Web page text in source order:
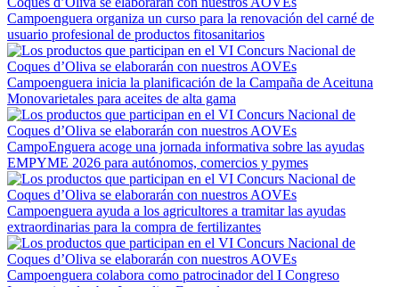
Campoenguera organiza un curso para la renovación del carné de
usuario profesional de productos fitosanitarios
Campoenguera inicia la planificación de la Campaña de Aceituna
Monovarietales para aceites de alta gama
CampoEnguera acoge una jornada informativa sobre las ayudas
EMPYME 2026 para autónomos, comercios y pymes
Campoenguera ayuda a los agricultores a tramitar las ayudas
extraordinarias para la compra de fertilizantes
Campoenguera colabora como patrocinador del I Congreso